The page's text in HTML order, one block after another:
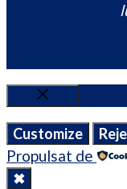
Close
Customize
Propulsat de
✖